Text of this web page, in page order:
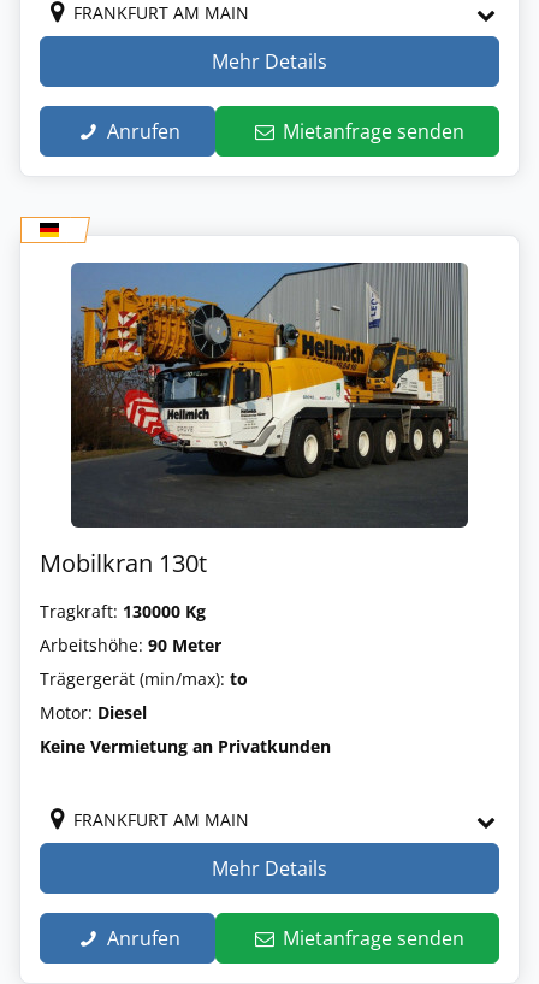
FRANKFURT AM MAIN
Mehr Details
Anrufen Mietanfrage senden
Mobilkran 130t
Tragkraft: 130000 Kg
Arbeitshöhe: 90 Meter
Trägergerät (min/max): to
Motor: Diesel
Keine Vermietung an Privatkunden
FRANKFURT AM MAIN
Mehr Details
Anrufen Mietanfrage senden